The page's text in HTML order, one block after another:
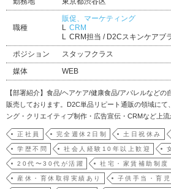
職種
販促、マーケティング
CRM
CRM担当 / D2Cスキンケアブ
ポジション
スタッフクラス
媒体
WEB
【部署紹介】食品/ヘアケア/健康食品/アパレルなど
販売しております。D2C単品リピート通販の領域にて
ング・クリエイティブ制作・広告宣伝・CRMなど上
ております。積極的な投資を継続しながら事業拡大を
事業拡大によりCRM担当を募集いたします。【業務
ただきな…
正社員 完全週休2日制 土日祝休み
学歴不問 社会人経験10年以上歓迎
20代〜30代が活躍 社宅・家賃補助制度
産休・育休取得実績あり 子供手当・育